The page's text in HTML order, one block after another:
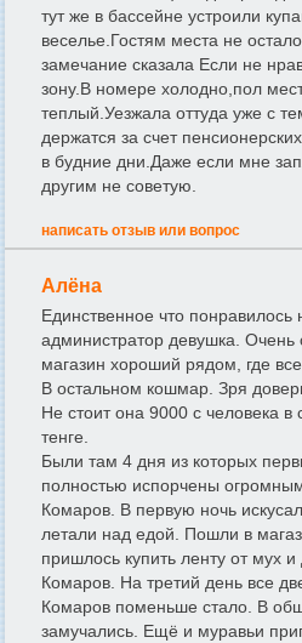
тут же в бассейне устроили
веселье.Гостям места не
замечание сказала Если не
зону.В номере холодно,пол
теплый.Уезжала оттуда уже с
держатся за счет
в будние дни.Даже если мне
другим не советую.
написать отзыв или вопрос
Алёна
Единственное что понравилось
администратор девушка. Очень
магазин хороший рядом, где все
В остальном кошмар. Зря
Не стоит она 9000 с человека
тенге.
Были там 4 дня из которых
полностью испорчены
Комаров. В первую ночь
летали над едой. Пошли в
пришлось купить ленту от мух
Комаров. На третий день все
Комаров поменьше стало. В
замучались. Ещё и муравьи